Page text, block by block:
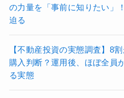
の力量を「事前に知りたい」
迫る
【不動産投資の実態調査】8
購入判断？運用後、ほぼ全員
る実態